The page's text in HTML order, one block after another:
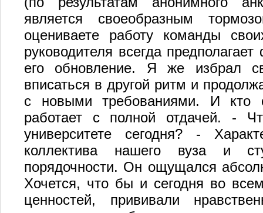
является своеобразным
оцениваете работу команды
руководителя всегда
его обновление. Я же избрал
вписаться в другой ритм и
с новыми требованиями. И кто
работает с полной отдачей. -
университете сегодня? -
коллектива нашего вуза и
порядочности. Он ощущался
Хочется, что бы и сегодня во
ценностей, прививали